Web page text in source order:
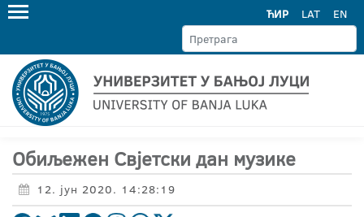
ЋИР LAT EN
Обиљежeн Свјетски дан музике
12. јун 2020. 14:28:19